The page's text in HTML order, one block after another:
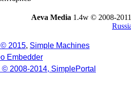
Aeva Media 1.4w © 2008-
2015, Simple Machines
Embedder
2008-2014, SimplePortal